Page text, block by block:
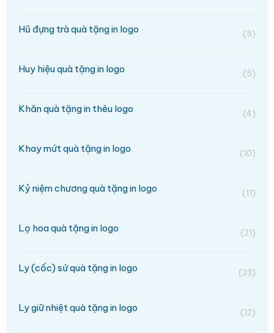
Hũ đựng trà quà tặng in logo (5)
Huy hiệu quà tặng in logo (5)
Khăn quà tặng in thêu logo (4)
Khay mứt quà tặng in logo (10)
Kỷ niệm chương quà tặng in logo (11)
Lọ hoa quà tặng in logo (21)
Ly (cốc) sứ quà tặng in logo (23)
Ly giữ nhiệt quà tặng in logo (12)